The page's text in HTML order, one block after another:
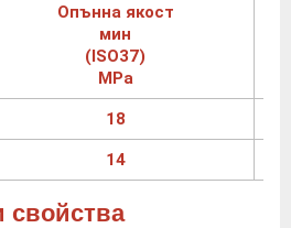
Опънна якост
мин
(ISO37)
MPa
18
14
свойства